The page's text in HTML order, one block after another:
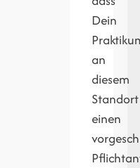
Dein
an
diesem
Standort
einen